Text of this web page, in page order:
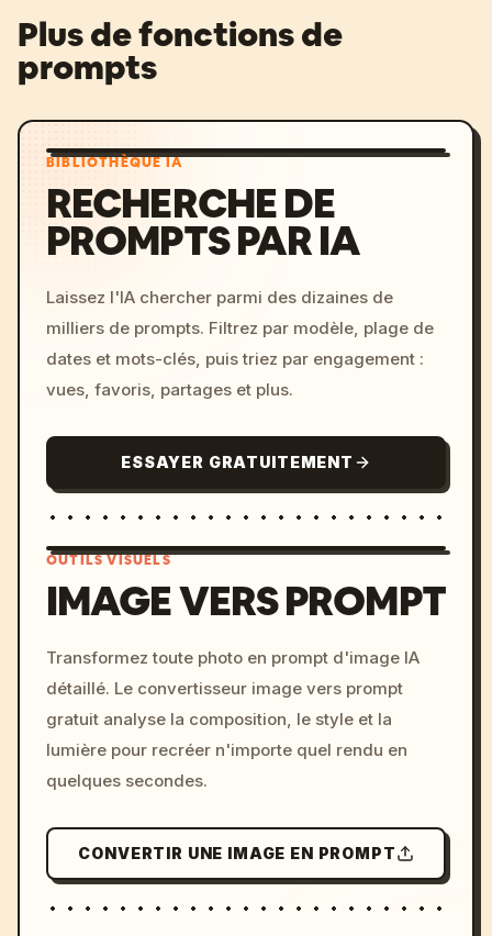
Plus de fonctions de
prompts
BIBLIOTHÈQUE IA
RECHERCHE DE
PROMPTS PAR IA
Laissez l'IA chercher parmi des dizaines de
milliers de prompts. Filtrez par modèle, plage de
dates et mots-clés, puis triez par engagement :
vues, favoris, partages et plus.
ESSAYER GRATUITEMENT
c, cyberpunk sunset, neon
colors, 8k --v 6.0
OUTILS VISUELS
IMAGE VERS PROMPT
Transformez toute photo en prompt d'image IA
détaillé. Le convertisseur image vers prompt
gratuit analyse la composition, le style et la
lumière pour recréer n'importe quel rendu en
quelques secondes.
CONVERTIR UNE IMAGE EN PROMPT